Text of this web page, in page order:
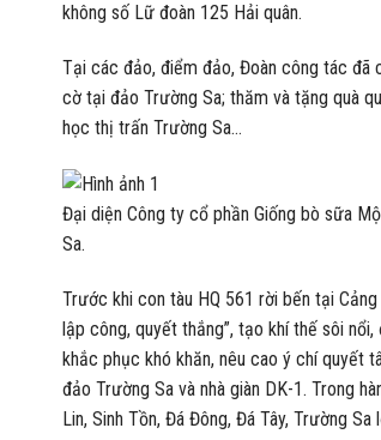
không số Lữ đoàn 125 Hải quân.
Tại các đảo, điểm đảo, Đoàn công tác đã
cờ tại đảo Trường Sa; thăm và tặng quà
học thị trấn Trường Sa…
Đại diện Công ty cổ phần Giống bò sữa
Sa.
Trước khi con tàu HQ 561 rời bến tại
lập công, quyết thắng”, tạo khí thế sôi
khắc phục khó khăn, nêu cao ý chí quyết
đảo Trường Sa và nhà giàn DK-1. Trong
Lin, Sinh Tồn, Đá Đông, Đá Tây, Trường